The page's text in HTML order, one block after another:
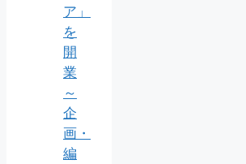
ア」
を
開
業
～
企
画・
編